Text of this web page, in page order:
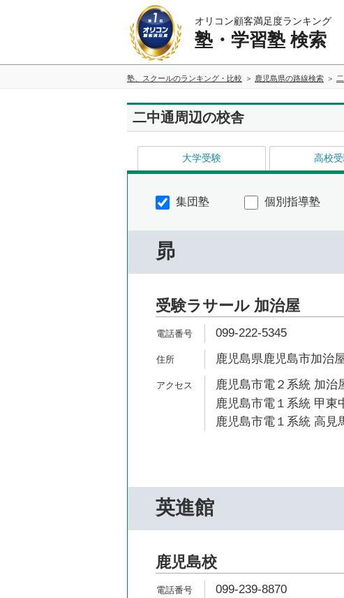
オリコン顧客満足度ランキング
塾・学習塾 検索
塾、スクールのランキング・比較 鹿児島県の路線検索
二中通周辺の校舎
大学受験 高校
集団塾 個別指導塾
昴
受験ラサール 加治屋
099-222-5345
鹿児島県鹿児島市加治
鹿児島市電２系統 加治
鹿児島市電１系統 甲東
鹿児島市電１系統 高見
英進館
鹿児島校
099-239-8870